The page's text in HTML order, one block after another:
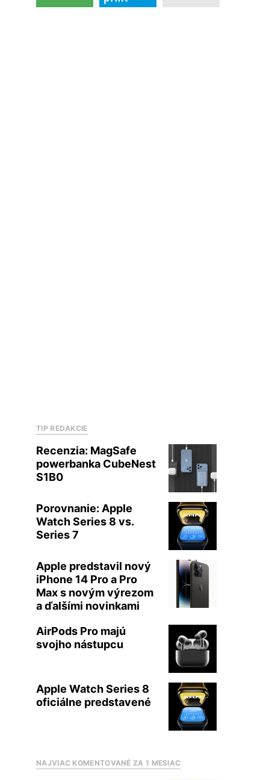
TIP REDAKCIE
Recenzia: MagSafe
powerbanka CubeNest
S1B0
Porovnanie: Apple
Watch Series 8 vs.
Series 7
Apple predstavil nový
iPhone 14 Pro a Pro
Max s novým výrezom
a ďalšími novinkami
AirPods Pro majú
svojho nástupcu
Apple Watch Series 8
oficiálne predstavené
NAJVIAC KOMENTOVANÉ ZA 1 MESIAC